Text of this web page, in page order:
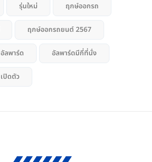
รุ่นใหม่ ฤกษ์ออกรถ
ฤกษ์ออกรถยนต์ 2567
อัลพาร์ด อัลพาร์ดมีกี่ที่นั่ง
เปิดตัว